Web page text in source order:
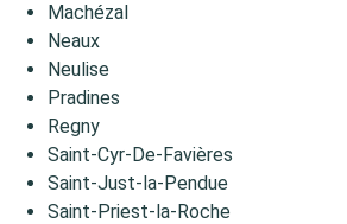
Machézal
Neaux
Neulise
Pradines
Regny
Saint-Cyr-De-Favières
Saint-Just-la-Pendue
Saint-Priest-la-Roche